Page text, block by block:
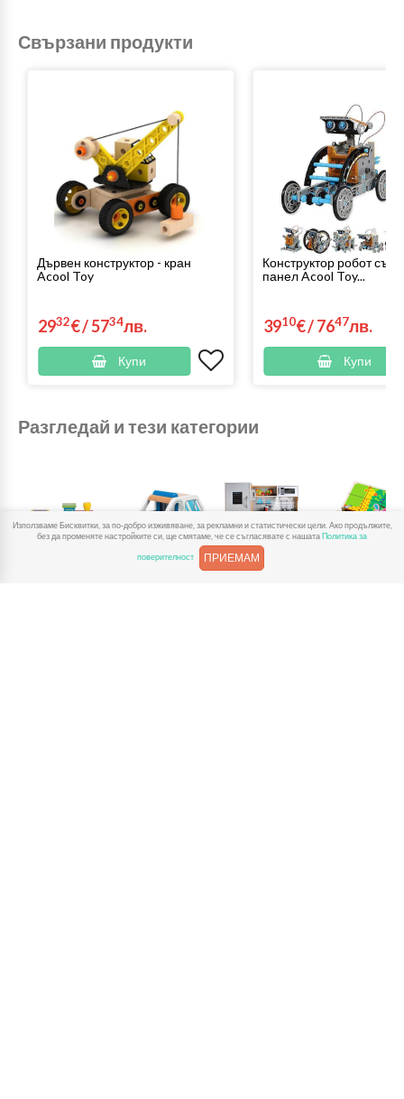
Свързани продукти
Дървен конструктор - кран
Acool Toy
2932€/5734лв.
Купи
Конструктор робот със
панел Acool Toy...
3910€/7647лв.
Купи
Разгледай и тези категории
Използваме Бисквитки, за по-добро изживяване, за рекламни и статистически цели. Ако продължите,
без да променяте настройките си, ще смятаме, че се съгласявате с нашатаПолитика за
поверителност ПРИЕМАМ